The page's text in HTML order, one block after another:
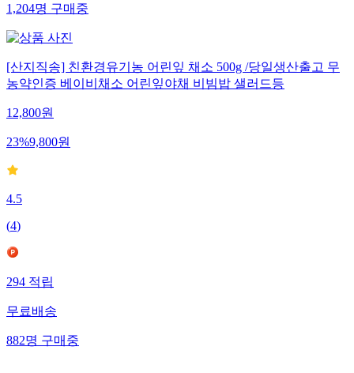
1,204명 구매중
[산지직송] 친환경유기농 어린잎 채소 500g /당일생산출고 무
농약인증 베이비채소 어린잎야채 비빔밥 샐러드등
12,800원
23%9,800원
4.5
(4)
294 적립
무료배송
882명 구매중